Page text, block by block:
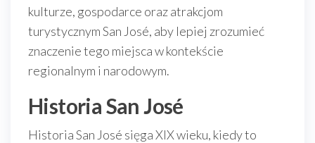
kulturze, gospodarce oraz atrakcjom
turystycznym San José, aby lepiej zrozumieć
znaczenie tego miejsca w kontekście
regionalnym i narodowym.
Historia San José
Historia San José sięga XIX wieku, kiedy to